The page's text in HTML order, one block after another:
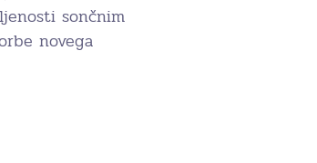
sončnim
novega